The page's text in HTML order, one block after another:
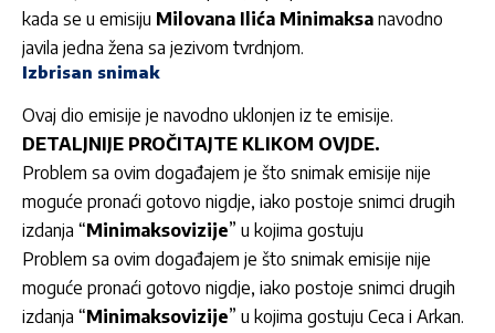
kada se u emisiju Milovana Ilića Minimaksa navodno
javila jedna žena sa jezivom tvrdnjom.
Izbrisan snimak
Ovaj dio emisije je navodno uklonjen iz te emisije.
DETALJNIJE PROČITAJTE KLIKOM OVJDE.
Problem sa ovim događajem je što snimak emisije nije
moguće pronaći gotovo nigdje, iako postoje snimci drugih
izdanja “Minimaksovizije” u kojima gostuju
Problem sa ovim događajem je što snimak emisije nije
moguće pronaći gotovo nigdje, iako postoje snimci drugih
izdanja “Minimaksovizije” u kojima gostuju Ceca i Arkan.